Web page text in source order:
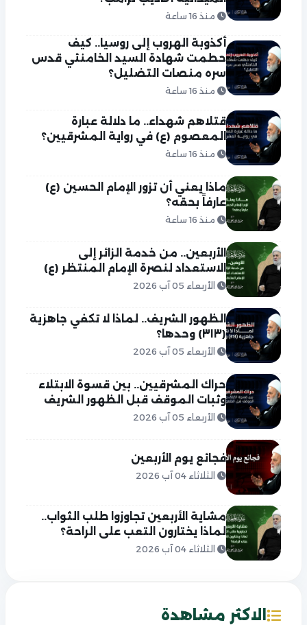
منذ 16 ساعة
أكذوبة الهروب إلى روسيا.. كيف
حطمت شهادة السيد الخامنئي قدس
سره منصات التضليل؟
منذ 16 ساعة
قتلاهم شهداء.. ما دلالة عبارة
المعصوم (ع) في رواية المشرقيين؟
منذ 16 ساعة
ماذا يعني أن تزور الإمام الحسين (ع)
عارفاً بحقه؟
منذ 16 ساعة
الأربعين.. من خدمة الزائر إلى
الاستعداد لنصرة الإمام المنتظر (ع)
الأربعاء 05 آب 2026
الظهور الشريف.. لماذا لا تكفي جاهزية
(٣١٣) وحدها؟
الأربعاء 05 آب 2026
حراك المشرقيين.. بين قسوة الابتلاء
وثبات الموقف قبل الظهور الشريف
الأربعاء 05 آب 2026
فجائع يوم الأربعين
الثلاثاء 04 آب 2026
مشاية الأربعين تجاوزوا طلب الثواب..
لماذا يختارون التعب على الراحة؟
الثلاثاء 04 آب 2026
الاكثر مشاهدة